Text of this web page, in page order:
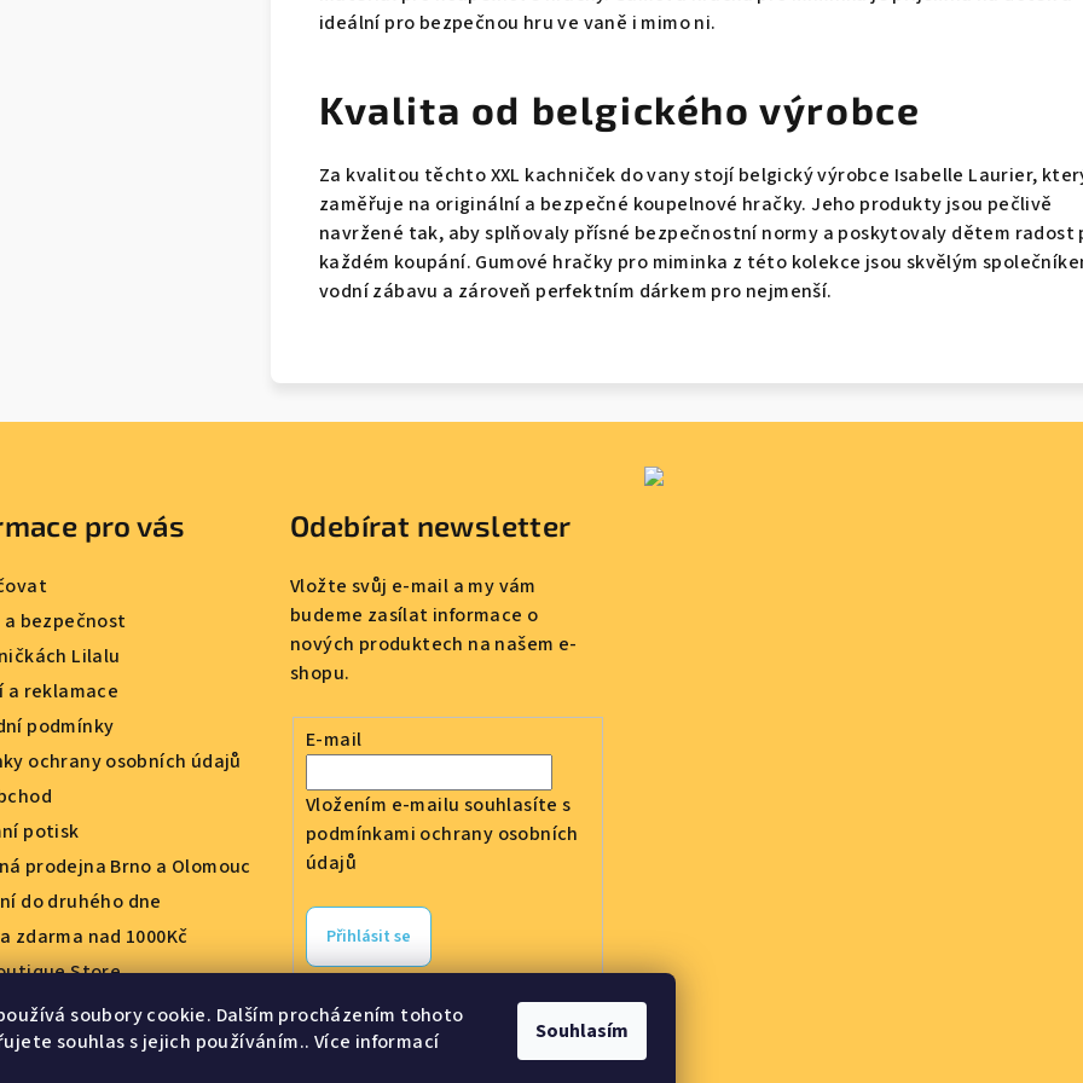
soubory cookie. Dalším procházením tohoto
souhlas s jejich používáním.. Více informací
Souhlasím
ideální pro bezpečnou hru ve vaně i mimo ni.
Kvalita od belgického výrobce
Za kvalitou těchto XXL kachniček do vany stojí belgický výrobce Isabelle Laurier,
zaměřuje na originální a bezpečné koupelnové hračky. Jeho produkty jsou pečlivě
navržené tak, aby splňovaly přísné bezpečnostní normy a poskytovaly dětem radost
každém koupání. Gumové hračky pro miminka z této kolekce jsou skvělým
vodní zábavu a zároveň perfektním dárkem pro nejmenší.
pro vás
bezpečnost
Lilalu
a reklamace
podmínky
ochrany osobních údajů
potisk
prodejna Brno a Olomouc
do druhého dne
zdarma nad 1000Kč
Store
a spolupráce
obchodu
Odebírat newsletter
Vložte svůj e-mail a my vám
budeme zasílat informace o
nových produktech na našem e-
shopu.
E-mail
Vložením e-mailu souhlasíte s
podmínkami ochrany osobních
údajů
Přihlásit se